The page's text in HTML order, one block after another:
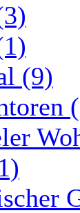
(9)